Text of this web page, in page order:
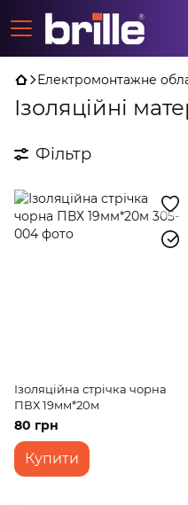
Електромонтажне
Ізоляційні
Фільтр
Ізоляційна стрічка чорна
ПВХ 19мм*20м
80 грн
Купити